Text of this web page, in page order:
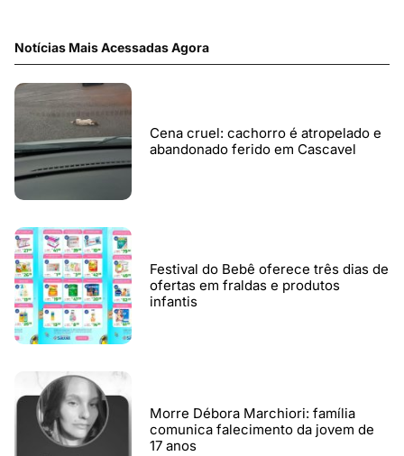
Notícias Mais Acessadas Agora
Cena cruel: cachorro é atropelado e
abandonado ferido em Cascavel
Festival do Bebê oferece três dias de
ofertas em fraldas e produtos
infantis
Morre Débora Marchiori: família
comunica falecimento da jovem de
17 anos